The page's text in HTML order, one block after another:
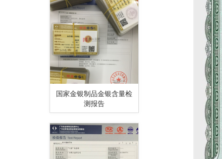
国家金银制品金银含量检
测报告